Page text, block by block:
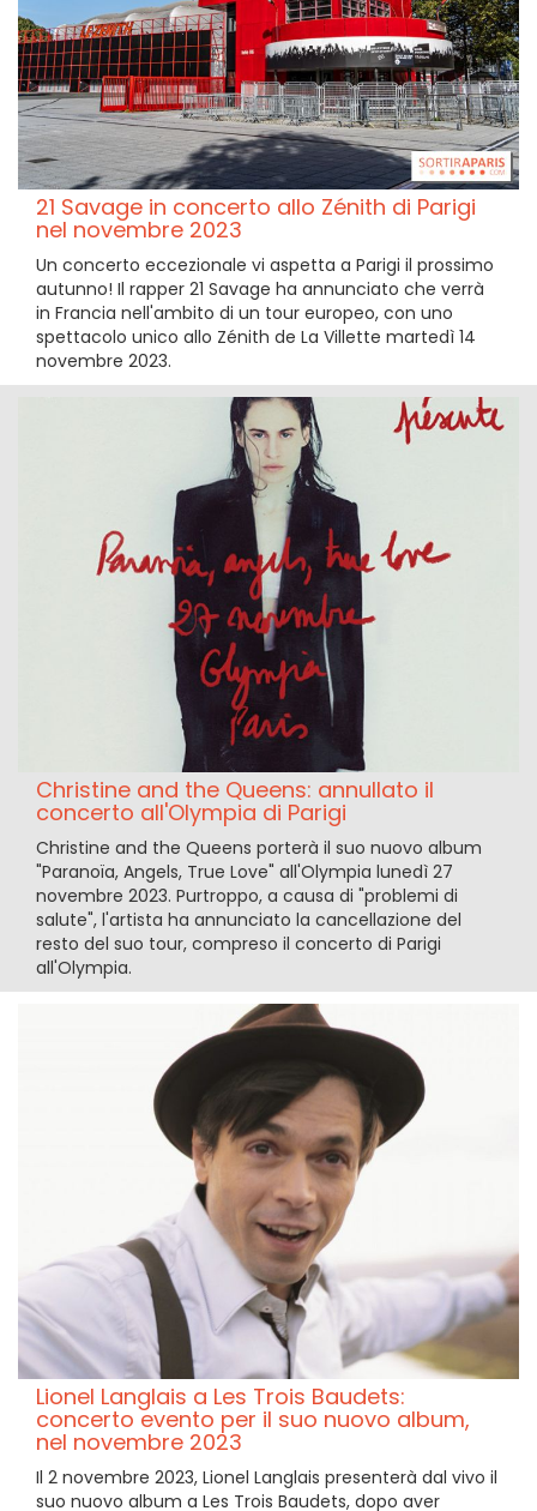
21 Savage in concerto allo Zénith di Parigi
nel novembre 2023
Un concerto eccezionale vi aspetta a Parigi il prossimo
autunno! Il rapper 21 Savage ha annunciato che verrà
in Francia nell'ambito di un tour europeo, con uno
spettacolo unico allo Zénith de La Villette martedì 14
novembre 2023.
Christine and the Queens: annullato il
concerto all'Olympia di Parigi
Christine and the Queens porterà il suo nuovo album
"Paranoïa, Angels, True Love" all'Olympia lunedì 27
novembre 2023. Purtroppo, a causa di "problemi di
salute", l'artista ha annunciato la cancellazione del
resto del suo tour, compreso il concerto di Parigi
all'Olympia.
Lionel Langlais a Les Trois Baudets:
concerto evento per il suo nuovo album,
nel novembre 2023
Il 2 novembre 2023, Lionel Langlais presenterà dal vivo il
suo nuovo album a Les Trois Baudets, dopo aver